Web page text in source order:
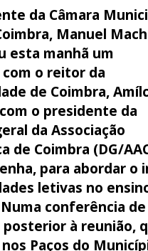
da Câmara
Manuel
esta manhã um
o reitor da
de Coimbra,
o presidente da
da Associação
de Coimbra (DG/
para abordar o
letivas no
conferência de
à reunião,
Paços do